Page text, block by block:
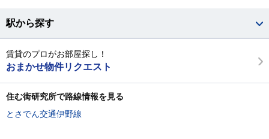
駅から探す
賃貸のプロがお部屋探し！
おまかせ物件リクエスト
住む街研究所で路線情報を見る
とさでん交通伊野線